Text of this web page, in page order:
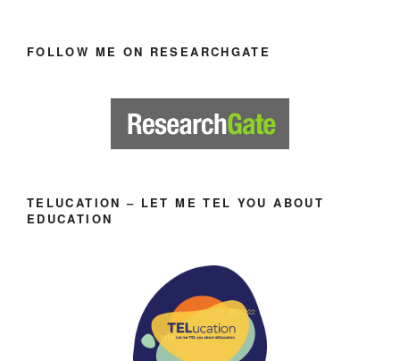
FOLLOW ME ON RESEARCHGATE
TELUCATION – LET ME TEL YOU ABOUT
EDUCATION